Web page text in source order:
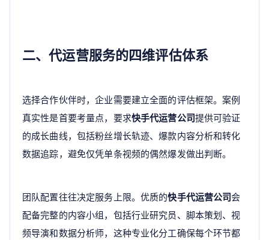
二、代运营服务的四维评估体系
选择合作伙伴时，企业需要建立全面的评估框架。案例
真实性是首要考量点，要求快手代运营公司提供可验证
的成长曲线，包括粉丝增长轨迹、爆款内容分析和转化
数据追踪，避免仅凭单条视频的偶然爆发做出判断。
团队配置往往决定服务上限。优质的快手代运营公司会
配备完整的内容小组，包括行业研究员、脚本策划、视
频导演和数据分析师，这种专业化分工确保每个环节都